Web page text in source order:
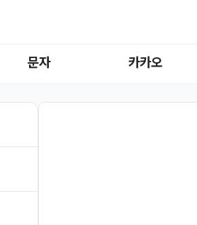
문자 카카오